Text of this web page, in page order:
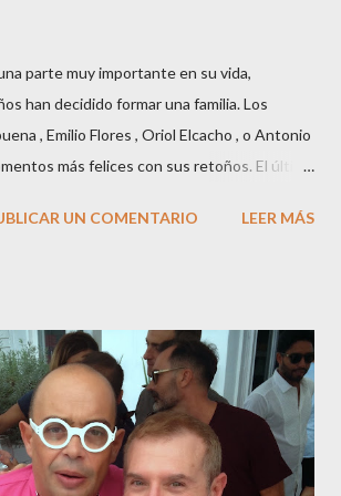
parte muy importante en su vida,
han decidido formar una familia. Los
, Emilio Flores , Oriol Elcacho , o Antonio
más felices con sus retoños. El último
hace poco más de una semana. El top
un precioso niño. Marta ha sido toda una
los primeros 3 meses de embarazo tuvo que
a un síndrome llamado
los meses fatídicos de
adelante con el embarazo, ahora es una
UN COMENTARIO LEER MÁS